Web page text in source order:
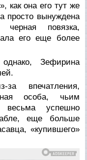
как она его тут же
просто вынуждена
повязка,
его еще более
Зефирина
впечатления,
особа, чьим
весьма успешно
еще больше
«купившего»